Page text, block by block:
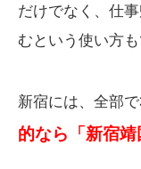
だけでなく、仕
むという使い方
新宿には、全部
的なら「新宿